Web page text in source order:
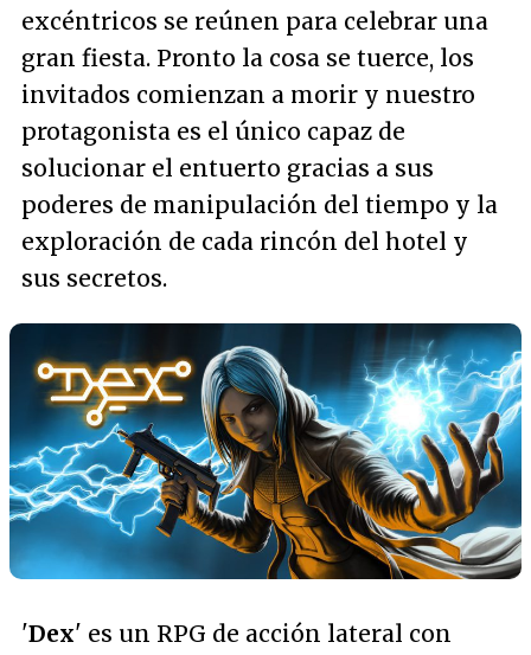
excéntricos se reúnen para celebrar una
gran fiesta. Pronto la cosa se tuerce, los
invitados comienzan a morir y nuestro
protagonista es el único capaz de
solucionar el entuerto gracias a sus
poderes de manipulación del tiempo y la
exploración de cada rincón del hotel y
sus secretos.
'Dex' es un RPG de acción lateral con